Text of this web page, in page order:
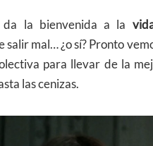
da la bienvenida a la
mal… ¿o sí? Pronto
para llevar de la
las cenizas.